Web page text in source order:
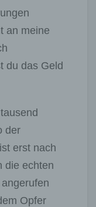
an meine
du das Geld
der
erst nach
die echten
Opfer